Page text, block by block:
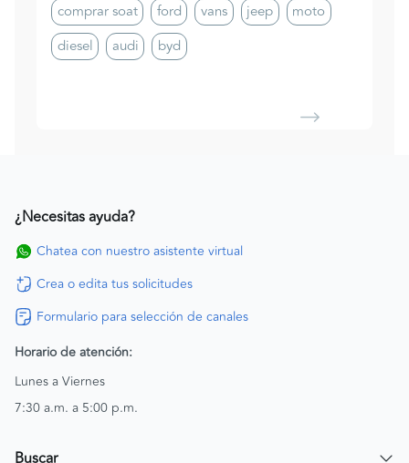
comprar soat
ford vans jeep
moto
diesel
audi byd
¿Necesitas ayuda?
Chatea con nuestro asistente virtual
Crea o edita tus solicitudes
Formulario para selección de canales
Horario de atención:
Lunes a Viernes
7:30 a.m. a 5:00 p.m.
Buscar